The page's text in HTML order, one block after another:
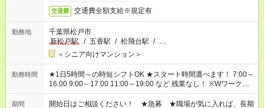
交通費 交通費全額支給※規定有
勤務地
千葉県松戸市
新松戸駅
/ 五香駅 / 松飛台駅 / …
＜シニア向けマンション＞
勤務時間
★1日5時間～の時短シフトOK ★スタート時間選べます！ 7:00～
16:00 9:00～17:00 11:00～19:00 など 残業なし！ ※Wワークの
場合、他のお仕事と合わせ週40時間超の就業はご案内できませ
ん ※法令に基づき、週20時間以上勤務は社会保険への加入対象
期間
開始日はご相談ください！ ★急募 ★職場が気に入れば、長期